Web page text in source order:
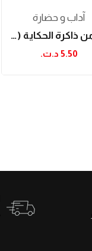
آداب و حضارة
أثر من ذاكرة الحكاية (حكايات)
5.50 د.ت.‏